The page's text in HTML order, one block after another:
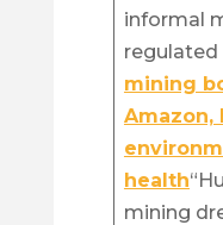
informal
regulated
mining
Amazon,
health
mining